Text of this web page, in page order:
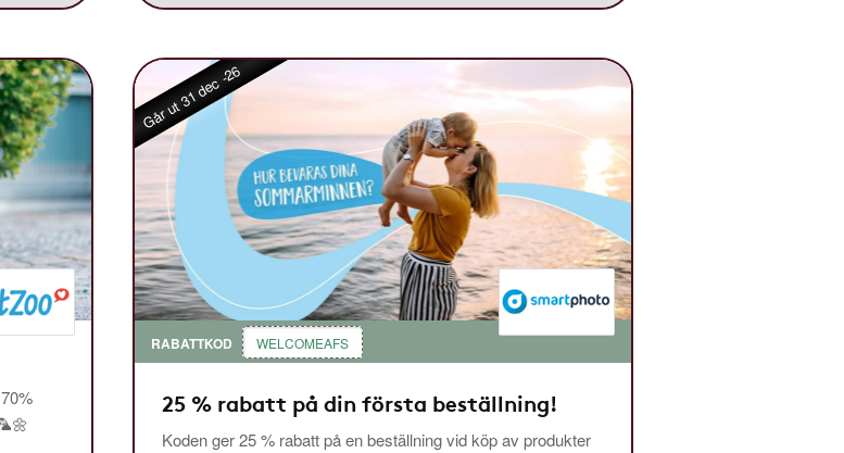
Går ut 31 dec -26
RABATTKOD WELCOMEAFS
25 % rabatt på din första beställning!
Koden ger 25 % rabatt på en beställning vid köp av produkter